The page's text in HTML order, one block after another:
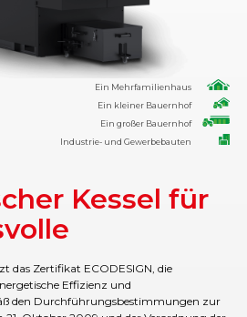
Kessel für
das Zertifikat ECODESIGN, die
Effizienz und
den Durchführungsbestimmungen zur
Ein Mehrfamilienhaus
Ein kleiner Bauernhof
Ein großer Bauernhof
Industrie- und Gewerbebauten